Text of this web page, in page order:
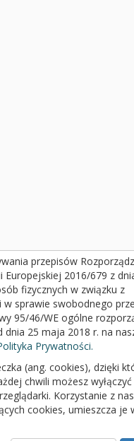
przepisów
Europejskiej 2016/679 z
fizycznych w związku z
sprawie swobodnego
95/46/WE ogólne
25 maja 2018 r. na
Prywatności.
(ang. cookies), dzięki
chwili możesz
Korzystanie z
cookies, umieszcza je